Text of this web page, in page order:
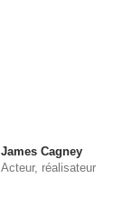
James Cagney
Acteur, réalisateur